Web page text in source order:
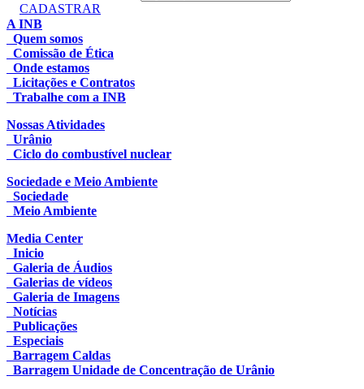
CADASTRAR
A INB
Quem somos
Comissão de Ética
Onde estamos
Licitações e Contratos
Trabalhe com a INB
Nossas Atividades
Urânio
Ciclo do combustível nuclear
Sociedade e Meio Ambiente
Sociedade
Meio Ambiente
Media Center
Inicio
Galeria de Áudios
Galerias de vídeos
Galeria de Imagens
Notícias
Publicações
Especiais
Barragem Caldas
Barragem Unidade de Concentração de Urânio